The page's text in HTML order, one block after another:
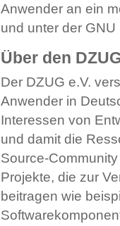
Anwender an ein
und unter der
Über den
Der DZUG e.V.
Anwender in
Interessen von
und damit die
Source-
Projekte, die zur
beitragen wie